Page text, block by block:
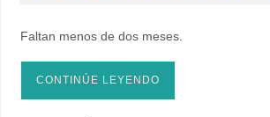
Faltan menos de dos meses.
CONTINÚE LEYENDO